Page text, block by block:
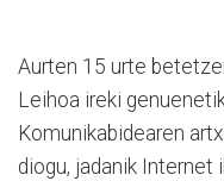
Aurten 15 urte
Leihoa ireki
Komunikabidearen
diogu, jadanik Internet